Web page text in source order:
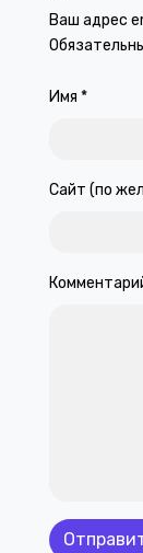
Ваш адрес
Имя *
Сайт (по